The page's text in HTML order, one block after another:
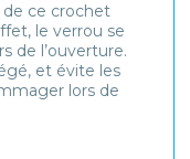
de ce crochet
le verrou se
de l’ouverture.
et évite les
lors de